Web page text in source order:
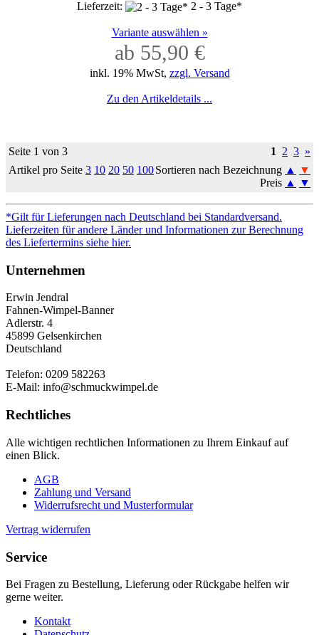
Lieferzeit:
2 - 3 Tage*
Variante auswählen »
ab 55,90 €
inkl. 19% MwSt, zzgl. Versand
Zu den Artikeldetails ...
Seite 1 von 3 1 2 3 »
Artikel pro Seite 3 10 20 50 100Sortieren nach Bezeichnung ▲
▼
Preis ▲ ▼
*Gilt für Lieferungen nach Deutschland bei Standardversand.
Lieferzeiten für andere Länder und Informationen zur Berechnung
des Liefertermins siehe hier.
Unternehmen
Erwin Jendral
Fahnen-Wimpel-Banner
Adlerstr. 4
45899 Gelsenkirchen
Deutschland
Telefon: 0209 582263
E-Mail: info@schmuckwimpel.de
Rechtliches
Alle wichtigen rechtlichen Informationen zu Ihrem Einkauf auf
einen Blick.
AGB
Zahlung und Versand
Widerrufsrecht und Musterformular
Vertrag widerrufen
Service
Bei Fragen zu Bestellung, Lieferung oder Rückgabe helfen wir
gerne weiter.
Kontakt